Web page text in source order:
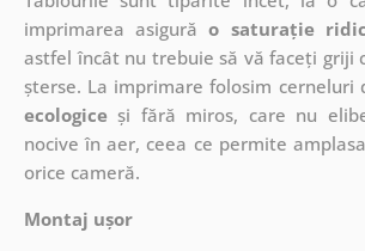
imprimarea asigurăo saturație
astfel încât nu trebuie să vă faceți griji
șterse. La imprimare folosim cerneluri
ecologiceși fără miros, care nu
nocive în aer, ceea ce permite
orice cameră.
Montaj ușor